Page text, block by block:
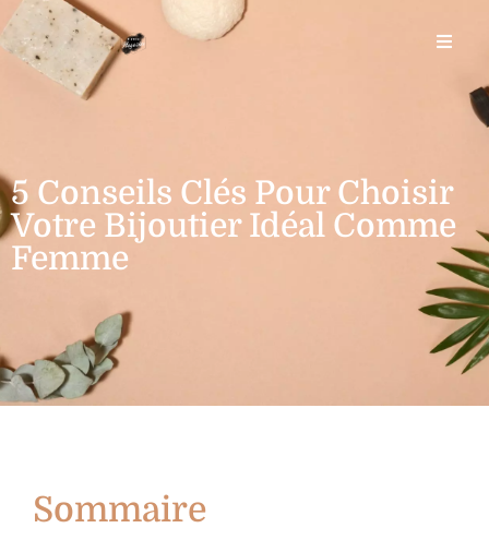
5 Conseils Clés Pour Choisir
Votre Bijoutier Idéal Comme
Femme
Sommaire